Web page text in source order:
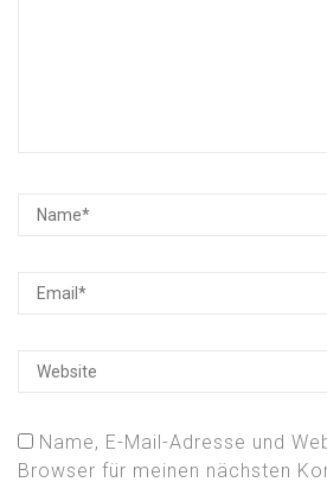
Name, E-Mail-Adresse und
Browser für meinen nächsten